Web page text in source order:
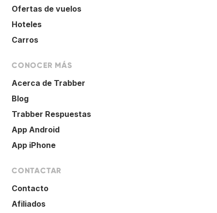
Ofertas de vuelos
Hoteles
Carros
CONOCER MÁS
Acerca de Trabber
Blog
Trabber Respuestas
App Android
App iPhone
CONTACTAR
Contacto
Afiliados